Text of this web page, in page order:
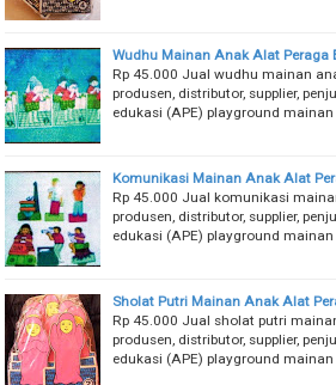
Wudhu Mainan Anak Alat Peraga
Rp 45.000 Jual wudhu mainan
produsen, distributor, supplier,
edukasi (APE) playground
Komunikasi Mainan Anak Alat
Rp 45.000 Jual komunikasi
produsen, distributor, supplier,
edukasi (APE) playground
Sholat Putri Mainan Anak Alat
Rp 45.000 Jual sholat putri
produsen, distributor, supplier,
edukasi (APE) playground